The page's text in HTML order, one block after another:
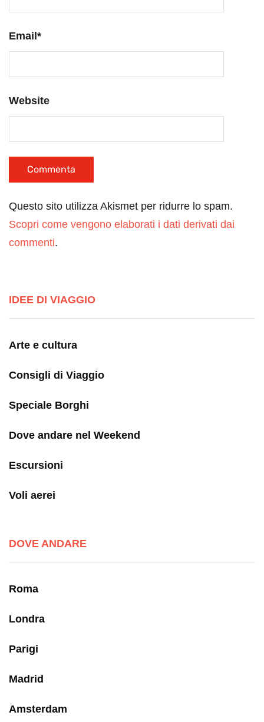
Email *
Website
Questo sito utilizza Akismet per ridurre lo spam.
Scopri come vengono elaborati i dati derivati dai
commenti.
IDEE DI VIAGGIO
Arte e cultura
Consigli di Viaggio
Speciale Borghi
Dove andare nel Weekend
Escursioni
Voli aerei
DOVE ANDARE
Roma
Londra
Parigi
Madrid
Amsterdam